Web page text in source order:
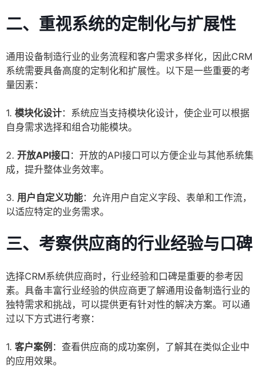
二、重视系统的定制化与扩展性
通用设备制造行业的业务流程和客户需求多样化，因此CRM
系统需要具备高度的定制化和扩展性。以下是一些重要的考
量因素：
1. 模块化设计：系统应当支持模块化设计，使企业可以根据
自身需求选择和组合功能模块。
2. 开放API接口 ：开放的API接口可以方便企业与其他系统集
成，提升整体业务效率。
3. 用户自定义功能：允许用户自定义字段、表单和工作流，
以适应特定的业务需求。
三、考察供应商的行业经验与口碑
选择CRM系统供应商时，行业经验和口碑是重要的参考因
素。具备丰富行业经验的供应商更了解通用设备制造行业的
独特需求和挑战，可以提供更有针对性的解决方案。可以通
过以下方式进行考察：
1. 客户案例 ：查看供应商的成功案例，了解其在类似企业中
的应用效果。